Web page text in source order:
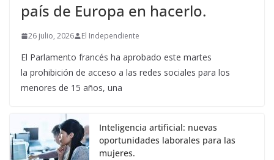
país de Europa en hacerlo.
26 julio, 2026 El Independiente
El Parlamento francés ha aprobado este martes
la prohibición de acceso a las redes sociales para los
menores de 15 años, una
Inteligencia artificial: nuevas
oportunidades laborales para las
mujeres.